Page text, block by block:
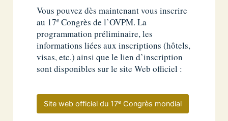
Vous pouvez dès maintenant vous inscrire
au 17e Congrès de l’OVPM. La
programmation préliminaire, les
informations liées aux inscriptions (hôtels,
visas, etc.) ainsi que le lien d’inscription
sont disponibles sur le site Web officiel :
Site web officiel du 17e Congrès mondial